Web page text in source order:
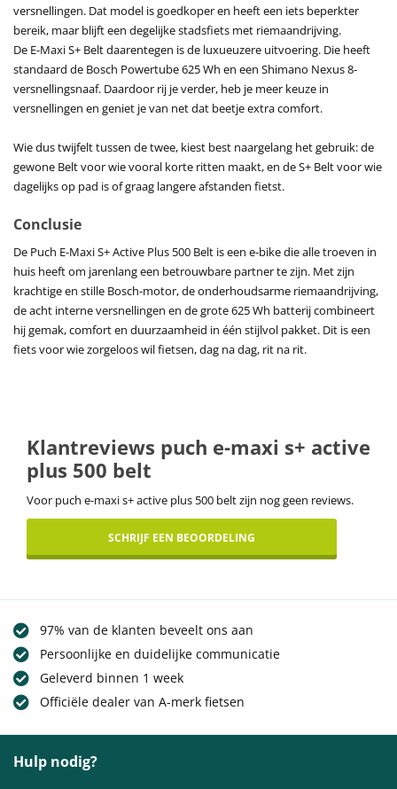
versnellingen. Dat model is goedkoper en heeft een iets beperkter
bereik, maar blijft een degelijke stadsfiets met riemaandrijving.
De E-Maxi S+ Belt daarentegen is de luxueuzere uitvoering. Die heeft
standaard de Bosch Powertube 625 Wh en een Shimano Nexus 8-
versnellingsnaaf. Daardoor rij je verder, heb je meer keuze in
versnellingen en geniet je van net dat beetje extra comfort.
Wie dus twijfelt tussen de twee, kiest best naargelang het gebruik: de
gewone Belt voor wie vooral korte ritten maakt, en de S+ Belt voor wie
dagelijks op pad is of graag langere afstanden fietst.
Conclusie
De Puch E-Maxi S+ Active Plus 500 Belt is een e-bike die alle troeven in
huis heeft om jarenlang een betrouwbare partner te zijn. Met zijn
krachtige en stille Bosch-motor, de onderhoudsarme riemaandrijving,
de acht interne versnellingen en de grote 625 Wh batterij combineert
hij gemak, comfort en duurzaamheid in één stijlvol pakket. Dit is een
fiets voor wie zorgeloos wil fietsen, dag na dag, rit na rit.
Klantreviews puch e-maxi s+ active
plus 500 belt
Voor puch e-maxi s+ active plus 500 belt zijn nog geen reviews.
SCHRIJF EEN BEOORDELING
97% van de klanten beveelt ons aan
Persoonlijke en duidelijke communicatie
Geleverd binnen 1 week
Officiële dealer van A-merk fietsen
Hulp nodig?